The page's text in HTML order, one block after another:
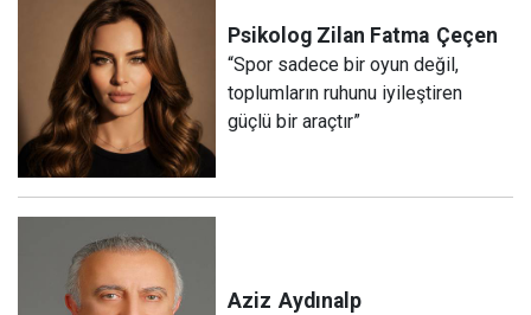
Psikolog Zilan Fatma Çeçen
“Spor sadece bir oyun değil,
toplumların ruhunu iyileştiren
güçlü bir araçtır”
Aziz Aydınalp